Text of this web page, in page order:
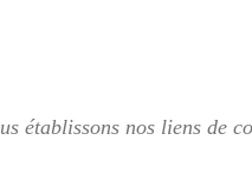
établissons nos liens de